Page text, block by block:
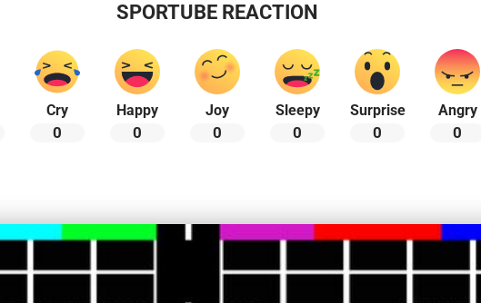
SPORTUBE REACTION
Cry
0
Happy
0
Joy
0
Sleepy
0
Surprise
0
Angry
0